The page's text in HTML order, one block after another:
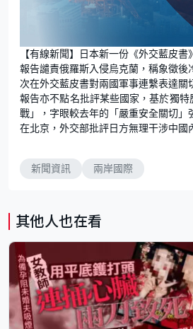
【有線新聞】日本新一份《外交藍皮
報告譴責俄羅斯入侵烏克蘭，稱象徵
次在外交藍皮書對兩國軍事連繫表達關
報告亦不點名批評某些國家，基於獨
戰」，字眼較去年的「嚴重安全關切」
在北京，外交部批評日方無理干涉中國
新聞資訊 兩岸國際
其他人也在看